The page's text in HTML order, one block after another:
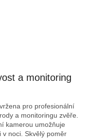
a monitoring
pro profesionální
a monitoringu zvěře.
kamerou umožňuje
noci. Skvělý poměr